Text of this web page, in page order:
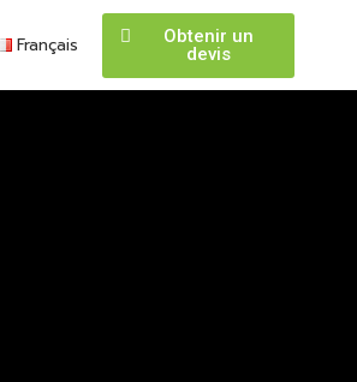
Français
Obtenir un
devis